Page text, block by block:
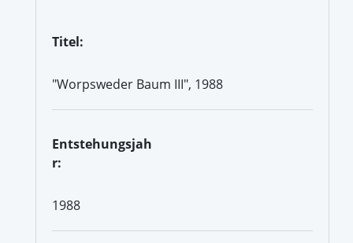
Titel:
"Worpsweder Baum III", 1988
Entstehungsjah
r:
1988